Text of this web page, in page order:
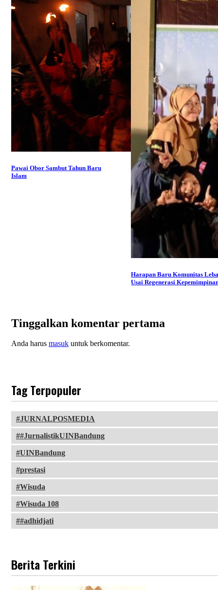
Pawai Obor Sambut Tahun Baru
Islam
Harapan Baru Komunitas
Usai Regenerasi
Tinggalkan komentar pertama
Anda harus masuk untuk berkomentar.
Tag Terpopuler
JURNALPOSMEDIA
#JurnalistikUINBandung
UINBandung
prestasi
Wisuda
Wisuda 108
#adhidjati
Berita Terkini